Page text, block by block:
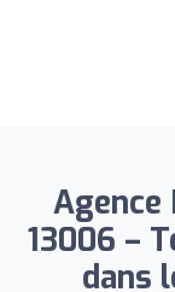
13006 –
dans